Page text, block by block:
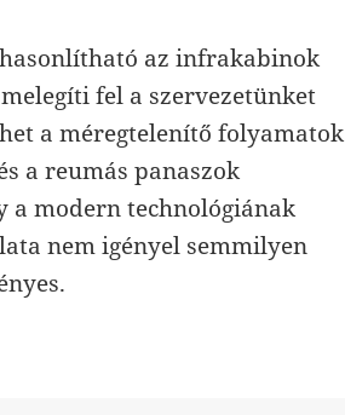
hasonlítható az infrakabinok
fel a szervezetünket
a méregtelenítő folyamatok
a reumás panaszok
a modern technológiának
nem igényel semmilyen